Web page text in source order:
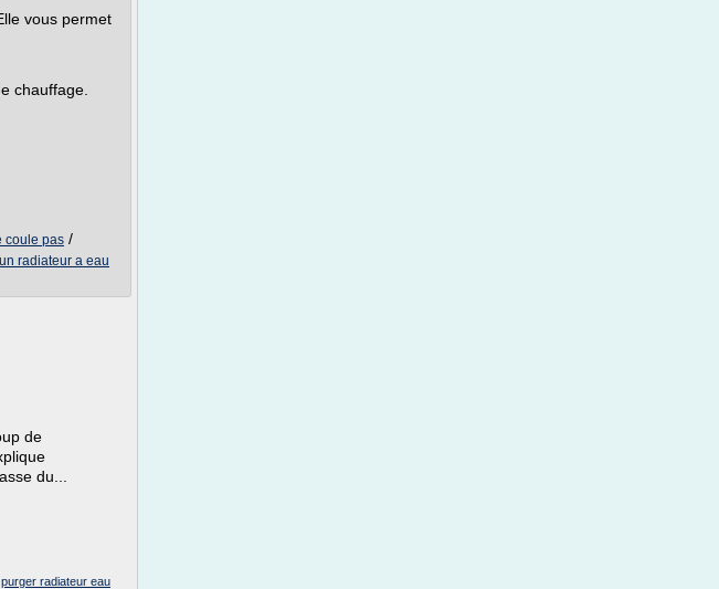
vous permet
chauffage.
coule pas /
radiateur a eau
de
du...
purger radiateur eau